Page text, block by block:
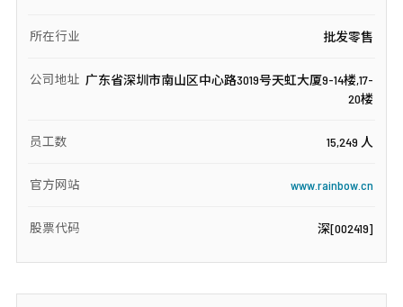
所在行业 批发零售
公司地址 广东省深圳市南山区中心路3019号天虹大厦9-14楼,17-
20楼
员工数 15,249 人
官方网站 www.rainbow.cn
股票代码 深[002419]